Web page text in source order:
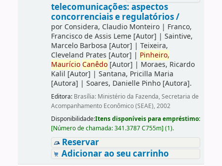
telecomunicações: aspectos
concorrenciais e regulatórios /
por Considera, Claudio Monteiro| Franco,
Francisco de Assis Leme[Autor] | Saintive,
Marcelo Barbosa [Autor] | Teixeira,
Cleveland Prates [Autor] | Pinheiro,
Maurício Canêdo[Autor] | Moraes, Ricardo
Kalil [Autor] | Santana, Pricilla Maria
[Autora] | Soares, Danielle Pinho[Autora].
Editora: Brasília: Ministério da Fazenda, Secretaria de
Acompanhamento Econômico (SEAE), 2002
Disponibilidade:Itens disponíveis para empréstimo:
[Número de chamada:341.3787 C755m] (1).
Reservar
Adicionar ao seu carrinho